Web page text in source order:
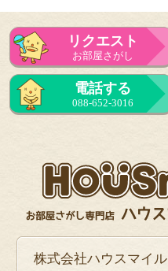
リクエスト
お部屋さがし
電話する
088-652-3016
株式会社ハウスマイル